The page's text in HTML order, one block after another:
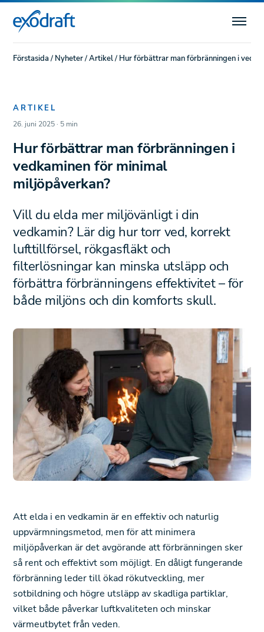
Förstasida/ Nyheter/Artikel/ Hur förbättrar man förbränningen i
ARTIKEL
26. juni 2025 · 5 min
Hur förbättrar man förbränningen i
vedkaminen för minimal
miljöpåverkan?
Vill du elda mer miljövänligt i din
vedkamin? Lär dig hur torr ved, korrekt
lufttillförsel, rökgasfläkt och
filterlösningar kan minska utsläpp och
förbättra förbränningens effektivitet – för
både miljöns och din komforts skull.
Att elda i en vedkamin är en effektiv och naturlig
uppvärmningsmetod, men för att minimera
miljöpåverkan är det avgörande att förbränningen sker
så rent och effektivt som möjligt. En dåligt fungerande
förbränning leder till ökad rökutveckling, mer
sotbildning och högre utsläpp av skadliga partiklar,
vilket både påverkar luftkvaliteten och minskar
värmeutbytet från veden.